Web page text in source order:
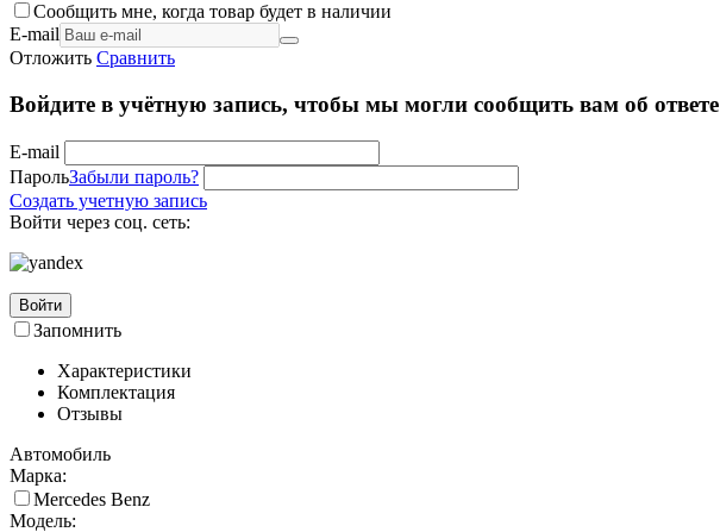
Сообщить мне, когда товар будет в наличии
E-mail
Отложить Сравнить
Войдите в учётную запись, чтобы мы могли сообщить вам об ответе
E-mail
ПарольЗабыли пароль?
Создать учетную запись
Войти через соц. сеть:
Войти
Запомнить
Характеристики
Комплектация
Отзывы
Автомобиль
Марка:
Mercedes Benz
Модель: